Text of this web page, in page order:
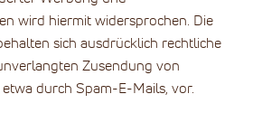
wird hiermit widersprochen. Die
sich ausdrücklich rechtliche
Zusendung von
durch Spam-E-Mails, vor.